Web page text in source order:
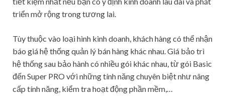
triển mở rộng trong tương lai.
Tùy thuộc vào loại hình kinh doanh, khách hàng có thể nhận
báo giá hệ thống quản lý bán hàng khác nhau. Giá bảo trì
hệ thống sau bảo hành có nhiều gói khác nhau, từ gói Basic
đến Super PRO với những tính năng chuyên biệt như nâng
cấp tính năng, kiểm tra hoạt động phần mềm,…